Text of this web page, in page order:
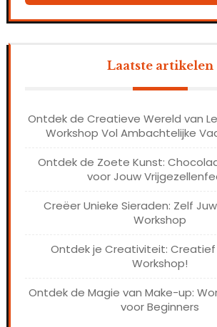
Laatste artikelen
Ontdek de Creatieve Wereld van
Workshop Vol Ambachtelijke
Ontdek de Zoete Kunst:
voor Jouw
Creëer Unieke Sieraden: Zelf
Workshop
Ontdek je Creativiteit:
Workshop!
Ontdek de Magie van Make-up:
voor Beginners